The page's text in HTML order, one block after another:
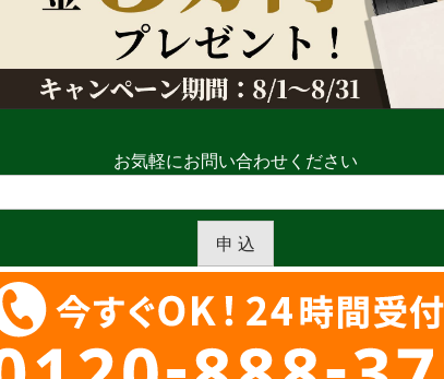
お気軽にお問い合わせください
申 込